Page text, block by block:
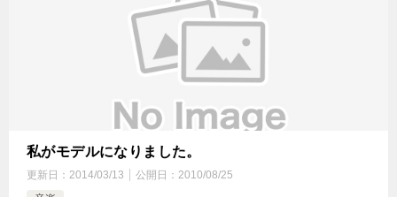
私がモデルになりました。
更新日： 2014/03/13 公開日： 2010/08/25